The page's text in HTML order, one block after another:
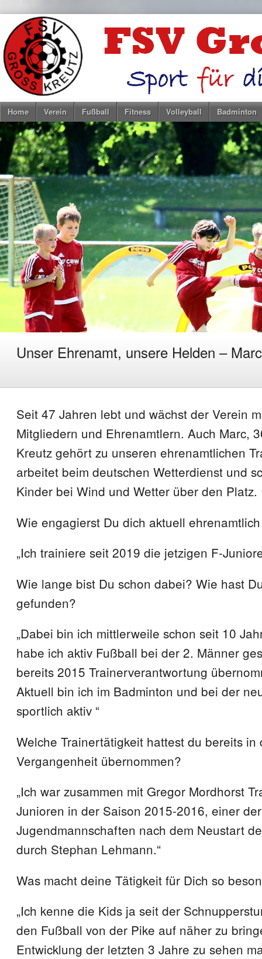
Home Verein Fußball Fitness Volleyball Badminton
Unser Ehrenamt, unsere Helden –
Seit 47 Jahren lebt und wächst der Verein
Mitgliedern und Ehrenamtlern. Auch Marc,
Kreutz gehört zu unseren ehrenamtlichen
arbeitet beim deutschen Wetterdienst und
Kinder bei Wind und Wetter über den Platz.
Wie engagierst Du dich aktuell
„Ich trainiere seit 2019 die jetzigen F-
Wie lange bist Du schon dabei? Wie hast
gefunden?
„Dabei bin ich mittlerweile schon seit 10
habe ich aktiv Fußball bei der 2. Männer
bereits 2015 Trainerverantwortung
Aktuell bin ich im Badminton und bei der
sportlich aktiv “
Welche Trainertätigkeit hattest du bereits in
Vergangenheit übernommen?
„Ich war zusammen mit Gregor Mordhorst
Junioren in der Saison 2015-2016, einer
Jugendmannschaften nach dem Neustart
durch Stephan Lehmann.“
Was macht deine Tätigkeit für Dich so
„Ich kenne die Kids ja seit der
den Fußball von der Pike auf näher zu
Entwicklung der letzten 3 Jahre zu sehen